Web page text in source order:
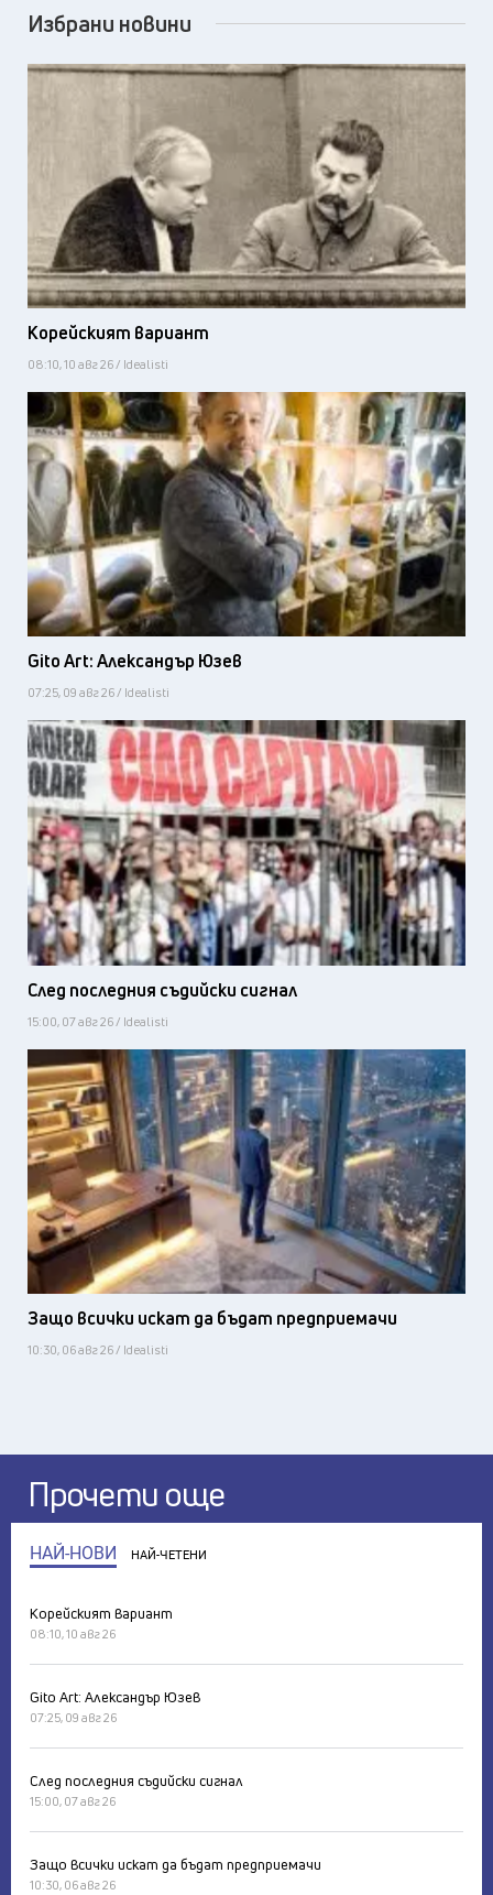
Избрани новини
Корейският вариант
08:10, 10 авг 26 / Idealisti
Gito Art: Александър Юзев
07:25, 09 авг 26 / Idealisti
След последния съдийски сигнал
15:00, 07 авг 26 / Idealisti
Защо всички искат да бъдат предприемачи
10:30, 06 авг 26 / Idealisti
Прочети още
НАЙ-НОВИ НАЙ-ЧЕТЕНИ
Корейският вариант
08:10, 10 авг 26
Gito Art: Александър Юзев
07:25, 09 авг 26
След последния съдийски сигнал
15:00, 07 авг 26
Защо всички искат да бъдат предприемачи
10:30, 06 авг 26